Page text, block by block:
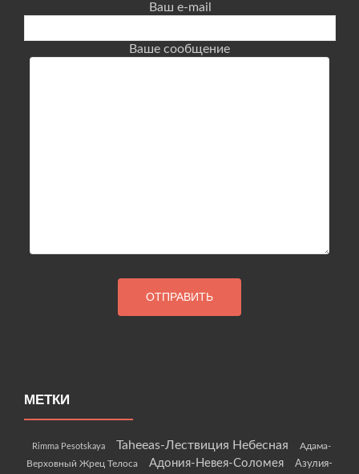
Ваш e-mail
Ваше сообщение
МЕТКИ
Rimma Pesotskaya Taheeas-Лествиция Небесная
Адама-
Верховный Жрец Телоса
Адония-Невея-Соломея
Азулия-